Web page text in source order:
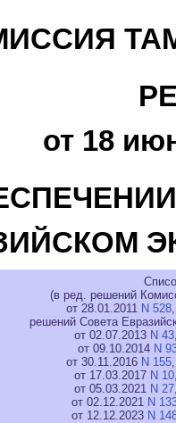
от 18
(в ред. решений
от 28.01.2011 N 528
решений Совета
от 02.07.2013 N 43
от 09.10.2014 N
от 30.11.2016 N 155
от 17.03.2017 N 10
от 05.03.2021 N 27
от 02.12.2021 N
от 12.12.2023 N